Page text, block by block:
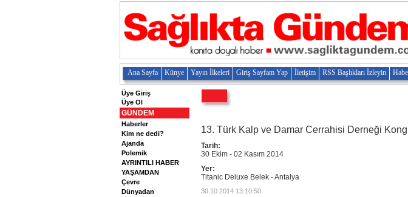
Ana Sayfa Künye Yayın İlkeleri Giriş Sayfam Yap İletişim RSS Başlıkları İzleyin
Üye Giriş
Üye Ol
GÜNDEM
Haberler
Kim ne dedi?
Ajanda
Polemik
AYRINTILI HABER
YAŞAMDAN
Çevre
Dünyadan
13. Türk Kalp ve Damar Cerrahisi Derneği
Tarih:
30 Ekim - 02 Kasım 2014
Yer:
Titanic Deluxe Belek - Antalya
30.10.2014 13:10:50